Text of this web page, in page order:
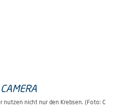
nutzen nicht nur den Krebsen. (Foto: O. Hauck,